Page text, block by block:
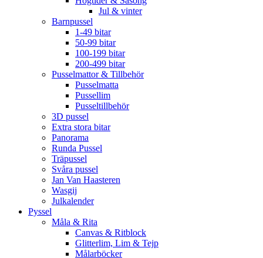
Jul & vinter
Barnpussel
1-49 bitar
50-99 bitar
100-199 bitar
200-499 bitar
Pusselmattor & Tillbehör
Pusselmatta
Pussellim
Pusseltillbehör
3D pussel
Extra stora bitar
Panorama
Runda Pussel
Träpussel
Svåra pussel
Jan Van Haasteren
Wasgij
Julkalender
Pyssel
Måla & Rita
Canvas & Ritblock
Glitterlim, Lim & Tejp
Målarböcker